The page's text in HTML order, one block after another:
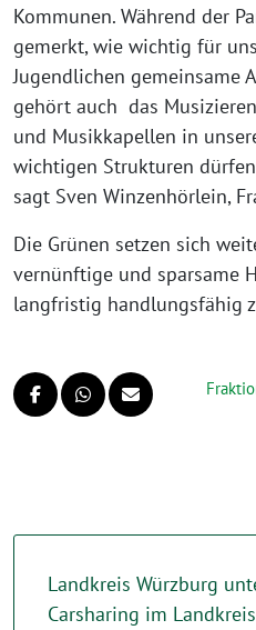
Kommunen. Während der
gemerkt, wie wichtig für
Jugendlichen gemeinsame
gehört auch das
und Musikkapellen in
wichtigen Strukturen
sagt Sven Winzenhörlein,
Die Grünen setzen sich
vernünftige und sparsame
langfristig handlungsfähig
Landkreis Würzburg
Carsharing im Landkreis